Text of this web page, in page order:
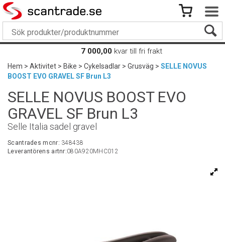
7 000,00 kvar till fri frakt
Hem>Aktivitet>Bike>Cykelsadlar>Grusväg>SELLE NOVUS
BOOST EVO GRAVEL SF Brun L3
SELLE NOVUS BOOST EVO
GRAVEL SF Brun L3
Selle Italia sadel gravel
Scantrades mcnr: 348438
Leverantörens artnr:080A920MHC012